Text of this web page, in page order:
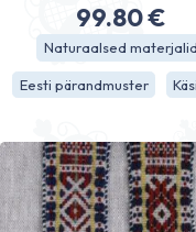
99.80€
Naturaalsed materjalid
Eesti pärandmuster